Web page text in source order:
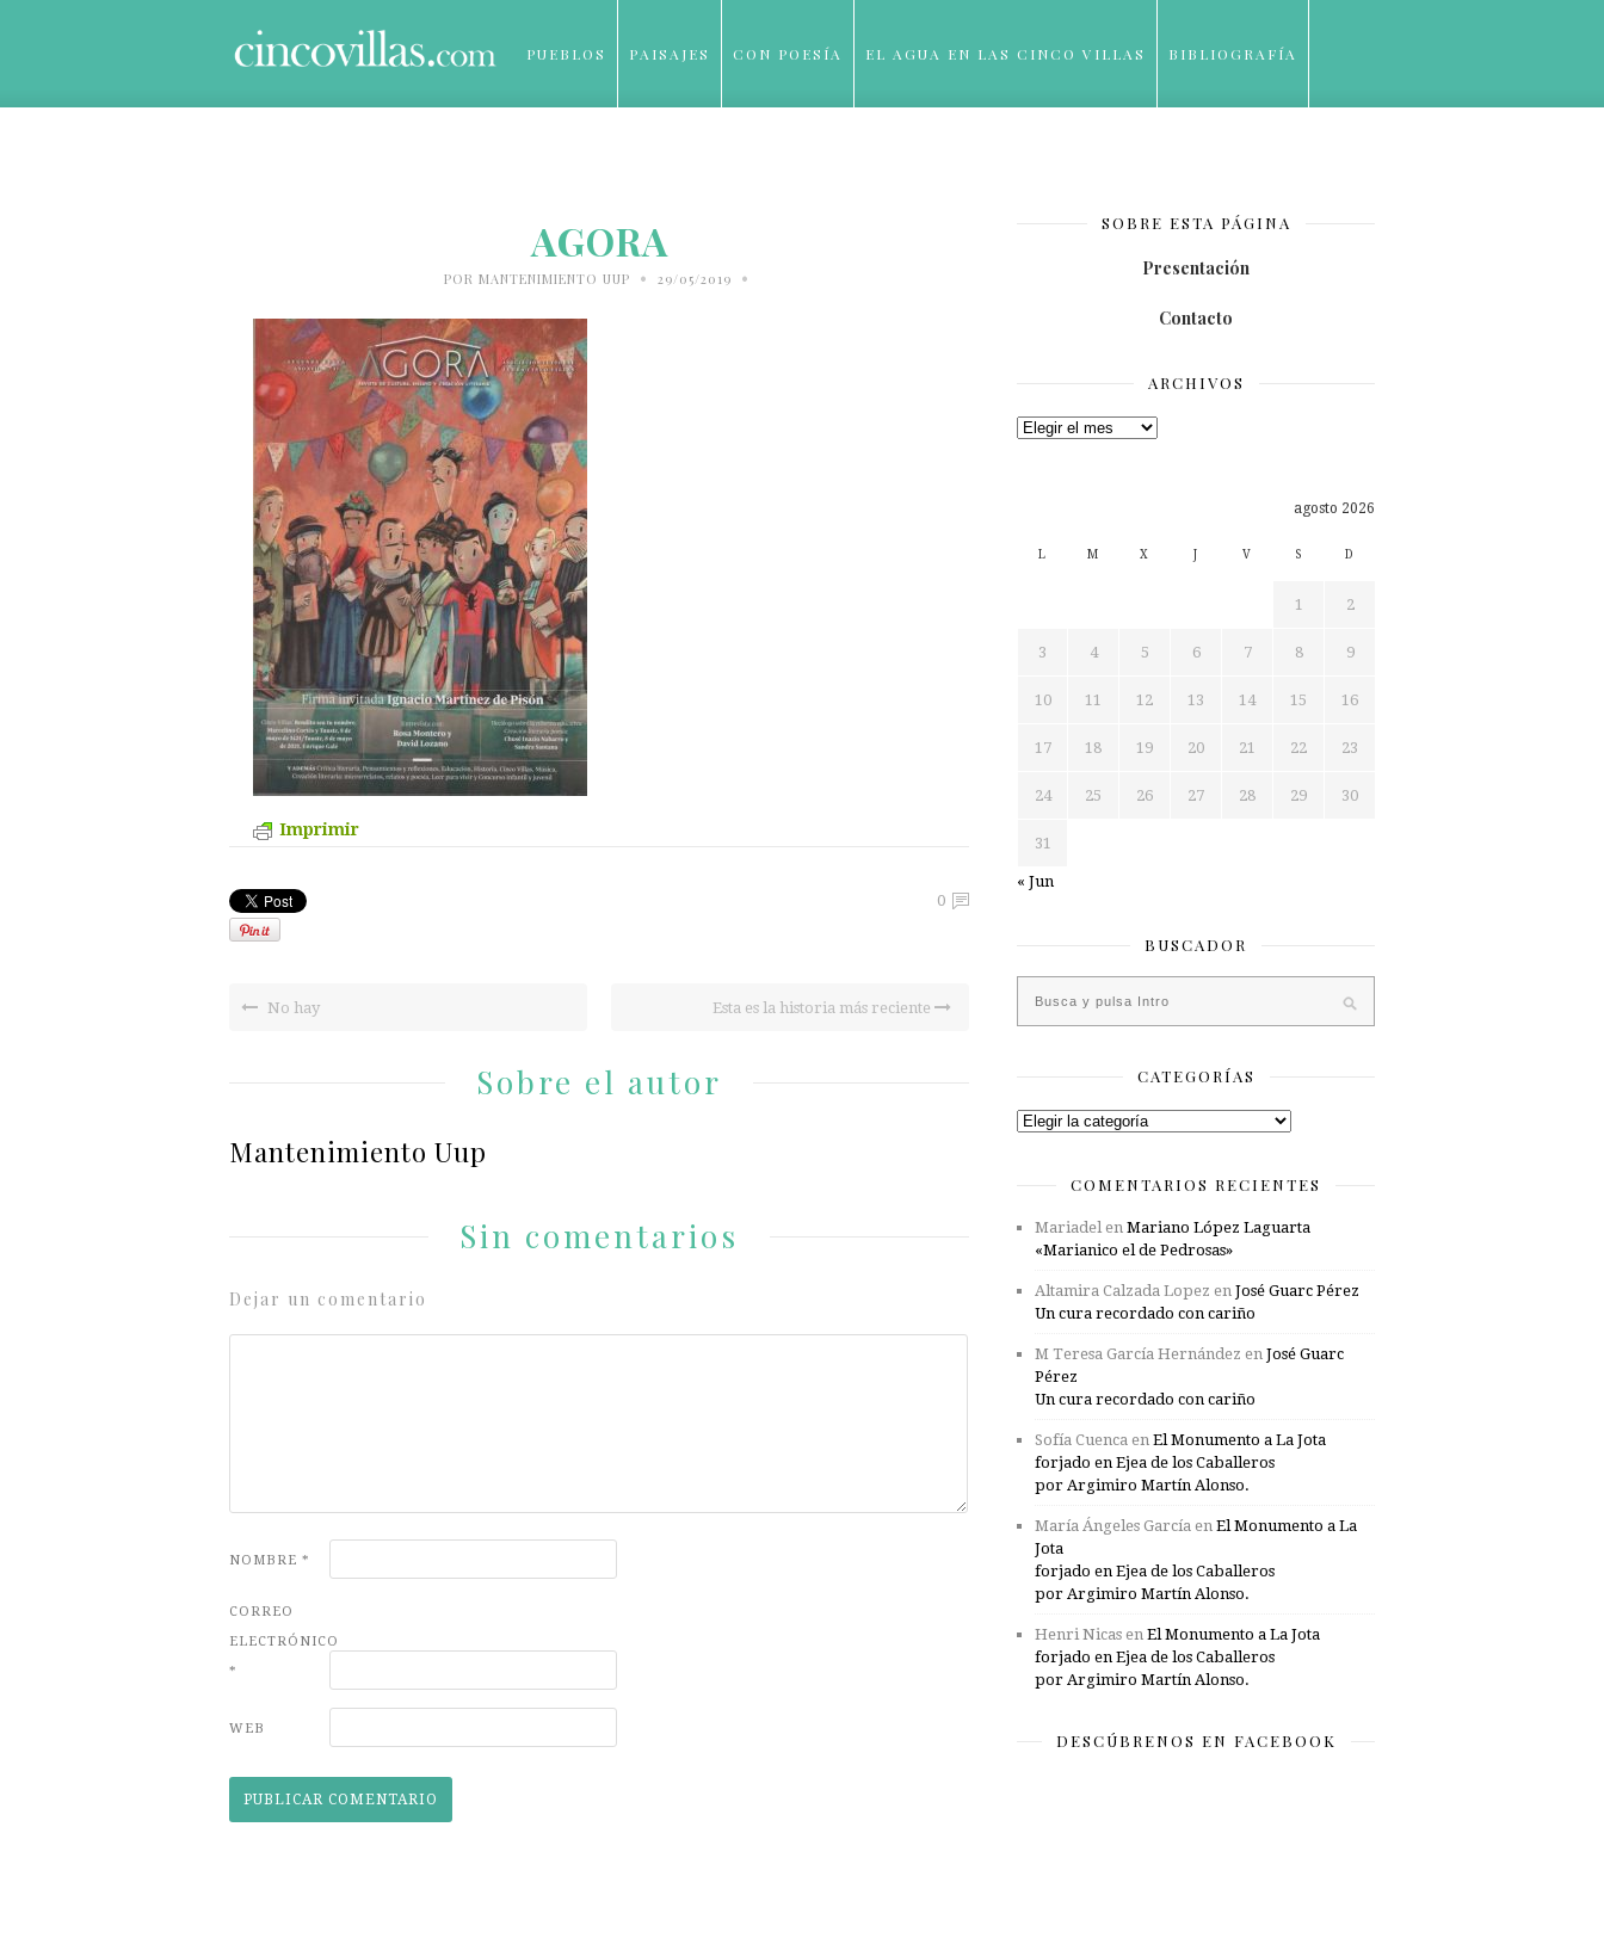
PUEBLOS PAISAJES CON POESÍA EL AGUA EN LAS CINCO VILLAS BIBLIOGRAFÍA
AGORA
POR MANTENIMIENTO UUP • 29/05/2019 •
Imprimir
0
No hay Esta es la historia más reciente
Sobre el autor
Mantenimiento Uup
Sin comentarios
Dejar un comentario
NOMBRE *
CORREO
ELECTRÓNICO
*
WEB
SOBRE ESTA PÁGINA
Presentación
Contacto
ARCHIVOS
Archivos
agosto 2026
L M X J V S D
1 2
3 4 5 6 7 8 9
10 11 12 13 14 15 16
17 18 19 20 21 22 23
24 25 26 27 28 29 30
31
« Jun
BUSCADOR
CATEGORÍAS
Categorías
COMENTARIOS RECIENTES
Mariadelen Mariano López Laguarta
«Marianico el de Pedrosas»
Altamira Calzada Lopez en José Guarc Pérez
Un cura recordado con cariño
M Teresa García Hernández en José Guarc
Pérez
Un cura recordado con cariño
Sofía Cuenca en El Monumento a La Jota
forjado en Ejea de los Caballeros
por Argimiro Martín Alonso.
María Ángeles García en El Monumento a La
Jota
forjado en Ejea de los Caballeros
por Argimiro Martín Alonso.
Henri Nicas en El Monumento a La Jota
forjado en Ejea de los Caballeros
por Argimiro Martín Alonso.
DESCÚBRENOS EN FACEBOOK